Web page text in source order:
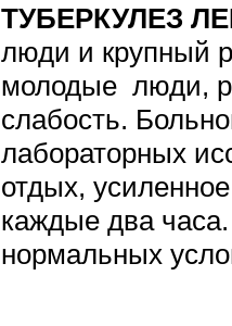
ТУБЕРКУЛЕЗ
люди и крупный
молодые люди,
слабость.
лабораторных
отдых,
каждые два
нормальных